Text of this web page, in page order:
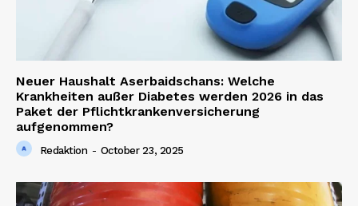
News Week
Magazine PRO
Neuer Haushalt Aserbaidschans: Welche
Krankheiten außer Diabetes werden 2026 in das
Paket der Pflichtkrankenversicherung
aufgenommen?
Redaktion - October 23, 2025